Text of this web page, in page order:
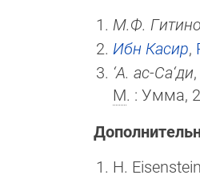
М.Ф.
Ибн Касир,
‘А. ас-Са‘ди,
М. : Умма,
H.